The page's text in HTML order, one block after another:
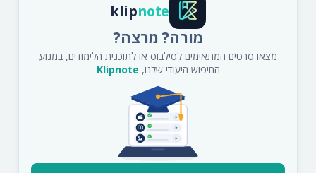
klipnote
מורה? מרצה?
מצאו סרטים המתאימים לסילבוס או לתוכנית הלימודים, במנוע
החיפוש היעודי שלנו, Klipnote